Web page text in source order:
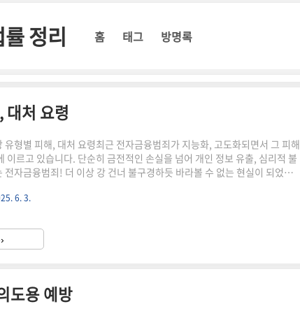
정리 홈 태그 방명록
대처 요령
유형별 피해, 대처 요령최근 전자금융범죄가 지능화, 고도화되면서 그 피해
이르고 있습니다. 단순히 금전적인 손실을 넘어 개인 정보 유출, 심리적 불
전자금융범죄! 더 이상 강 건너 불구경하듯 바라볼 수 없는 현실이 되었습
을 지키는 데 일조하고자 합니다. 지금부터 전자금융범죄의 실태를 파악하
심각한 걸까?전자금융범죄의 현주소2024년, 전자금융범죄 발생 건수는
, 피해액은 수천억 원 에 달하는 것으로 추정됩니다..
6. 3.
도용 예방